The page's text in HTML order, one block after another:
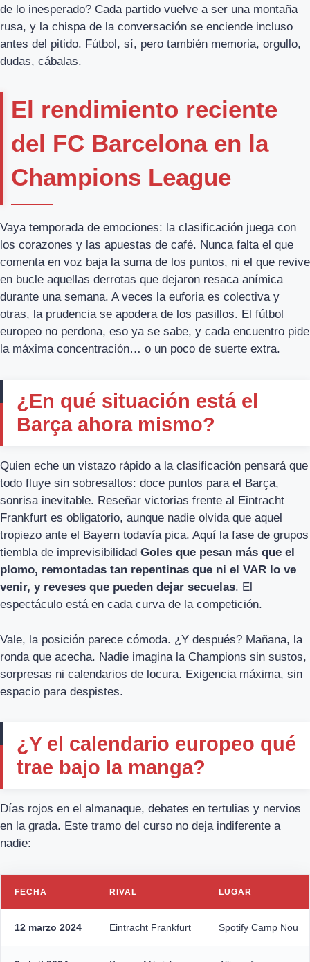
de lo inesperado? Cada partido vuelve a ser una montaña
rusa, y la chispa de la conversación se enciende incluso
antes del pitido. Fútbol, sí, pero también memoria, orgullo,
dudas, cábalas.
El rendimiento reciente
del FC Barcelona en la
Champions League
Vaya temporada de emociones: la clasificación juega con
los corazones y las apuestas de café. Nunca falta el que
comenta en voz baja la suma de los puntos, ni el que revive
en bucle aquellas derrotas que dejaron resaca anímica
durante una semana. A veces la euforia es colectiva y
otras, la prudencia se apodera de los pasillos. El fútbol
europeo no perdona, eso ya se sabe, y cada encuentro pide
la máxima concentración… o un poco de suerte extra.
¿En qué situación está el
Barça ahora mismo?
Quien eche un vistazo rápido a la clasificación pensará que
todo fluye sin sobresaltos: doce puntos para el Barça,
sonrisa inevitable. Reseñar victorias frente al Eintracht
Frankfurt es obligatorio, aunque nadie olvida que aquel
tropiezo ante el Bayern todavía pica. Aquí la fase de grupos
tiembla de imprevisibilidad Goles que pesan más que el
plomo, remontadas tan repentinas que ni el VAR lo ve
venir, y reveses que pueden dejar secuelas. El
espectáculo está en cada curva de la competición.
Vale, la posición parece cómoda. ¿Y después? Mañana, la
ronda que acecha. Nadie imagina la Champions sin sustos,
sorpresas ni calendarios de locura. Exigencia máxima, sin
espacio para despistes.
¿Y el calendario europeo qué
trae bajo la manga?
Días rojos en el almanaque, debates en tertulias y nervios
en la grada. Este tramo del curso no deja indiferente a
nadie:
FECHA RIVAL LUGAR
12 marzo 2024 Eintracht Frankfurt Spotify Camp Nou